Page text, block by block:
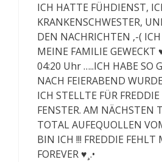
ICH HATTE FÜHDIENST,
KRANKENSCHWESTER,
DEN NACHRICHTEN ,-(
MEINE FAMILIE GEWECKT
04:20 Uhr …..ICH HABE SO
NACH FEIERABEND
ICH STELLTE FÜR
FENSTER. AM NÄCHSTEN
TOTAL AUFEQUOLLEN
BIN ICH !!! FREDDIE FEHLT
FOREVER ♥¸.•